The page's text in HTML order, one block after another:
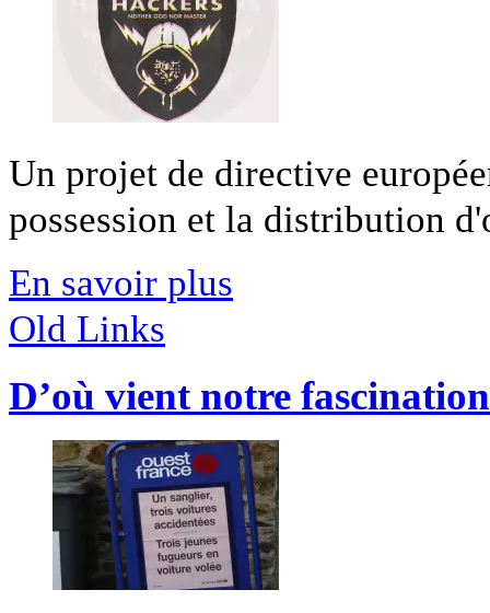
Un projet de directive
possession et la distribution
En savoir plus
Old Links
D’où vient notre